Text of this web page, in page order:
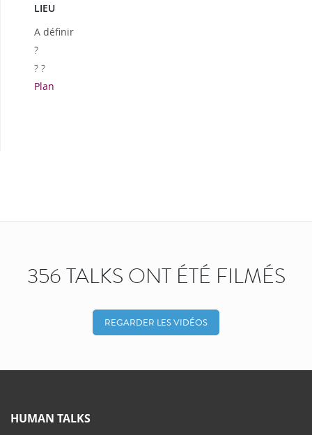
LIEU
A définir
?
? ?
Plan
356 TALKS ONT ÉTÉ FILMÉS
REGARDER LES VIDÉOS
HUMAN TALKS